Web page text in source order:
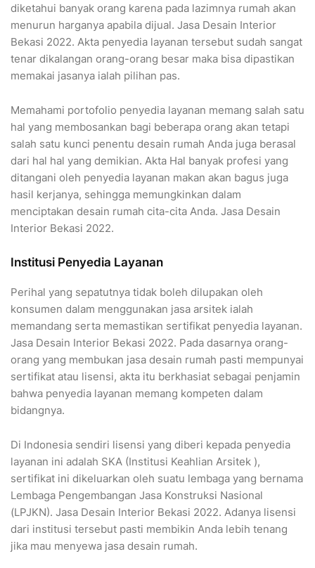
diketahui banyak orang karena pada lazimnya rumah akan
menurun harganya apabila dijual. Jasa Desain Interior
Bekasi 2022. Akta penyedia layanan tersebut sudah sangat
tenar dikalangan orang-orang besar maka bisa dipastikan
memakai jasanya ialah pilihan pas.
Memahami portofolio penyedia layanan memang salah satu
hal yang membosankan bagi beberapa orang akan tetapi
salah satu kunci penentu desain rumah Anda juga berasal
dari hal hal yang demikian. Akta Hal banyak profesi yang
ditangani oleh penyedia layanan makan akan bagus juga
hasil kerjanya, sehingga memungkinkan dalam
menciptakan desain rumah cita-cita Anda. Jasa Desain
Interior Bekasi 2022.
Institusi Penyedia Layanan
Perihal yang sepatutnya tidak boleh dilupakan oleh
konsumen dalam menggunakan jasa arsitek ialah
memandang serta memastikan sertifikat penyedia layanan.
Jasa Desain Interior Bekasi 2022. Pada dasarnya orang-
orang yang membukan jasa desain rumah pasti mempunyai
sertifikat atau lisensi, akta itu berkhasiat sebagai penjamin
bahwa penyedia layanan memang kompeten dalam
bidangnya.
Di Indonesia sendiri lisensi yang diberi kepada penyedia
layanan ini adalah SKA (Institusi Keahlian Arsitek ),
sertifikat ini dikeluarkan oleh suatu lembaga yang bernama
Lembaga Pengembangan Jasa Konstruksi Nasional
(LPJKN). Jasa Desain Interior Bekasi 2022. Adanya lisensi
dari institusi tersebut pasti membikin Anda lebih tenang
jika mau menyewa jasa desain rumah.